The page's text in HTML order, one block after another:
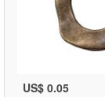
US$ 0.05